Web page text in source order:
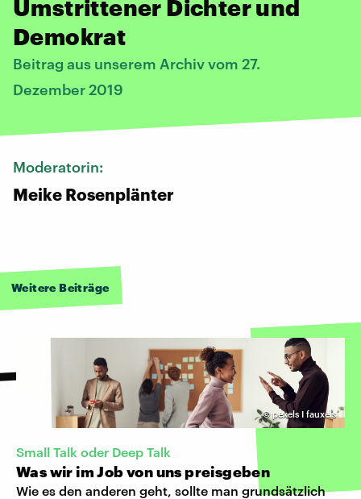
Umstrittener Dichter und
Demokrat
Beitrag aus unserem Archiv vom 27.
Dezember 2019
Moderatorin:
Meike Rosenplänter
Weitere Beiträge
©pexels I fauxels
Small Talk oder Deep Talk
Was wir im Job von uns preisgeben
Wie es den anderen geht, sollte man grundsätzlich